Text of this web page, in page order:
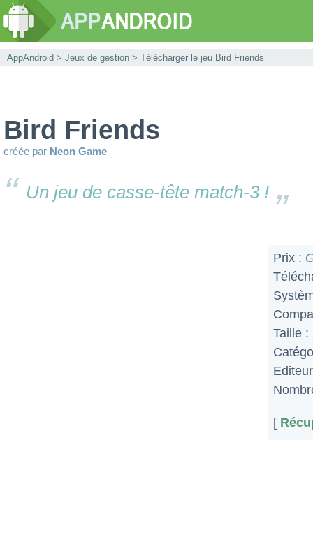
AppAndroid > Jeux de gestion > Télécharger le jeu Bird Friends
Bird Friends
créée par Neon Game
Un jeu de casse-tête match-3 !
Prix :
Taille :
[